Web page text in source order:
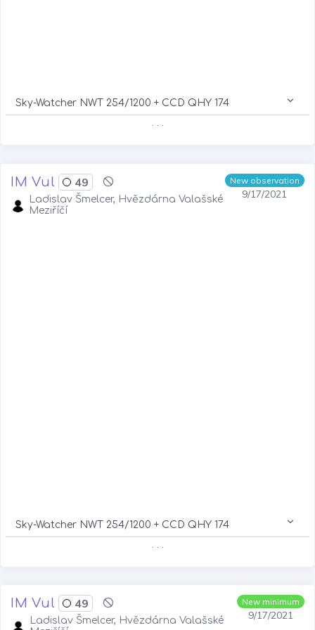
Sky-Watcher NWT 254/1200 + CCD QHY 174
. . .
New observation
9/17/2021
IM Vul 49
Ladislav Šmelcer, Hvězdárna Valašské
Meziříčí
Sky-Watcher NWT 254/1200 + CCD QHY 174
New minimum
9/17/2021
IM Vul 49
Ladislav Šmelcer, Hvězdárna Valašské